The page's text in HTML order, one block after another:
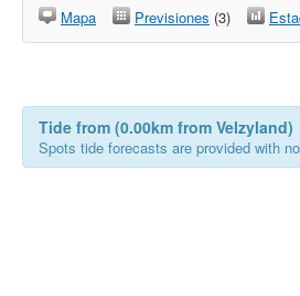
Mapa Previsiones (3)
Tide from (0.00km from Velzyland)
Spots tide forecasts are provided with